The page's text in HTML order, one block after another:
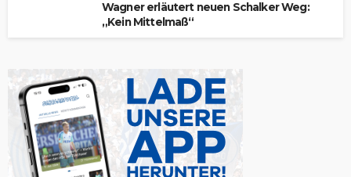
Wagner erläutert neuen Schalker Weg:
„Kein Mittelmaß“